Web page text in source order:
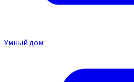
Умный дом